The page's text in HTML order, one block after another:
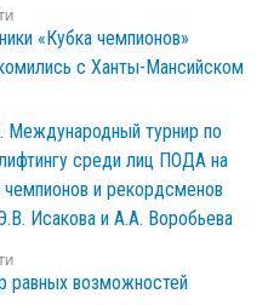
«Кубка чемпионов»
с Ханты-Мансийском
Международный турнир по
среди лиц ПОДА на
и рекордсменов
Исакова и А.А. Воробьева
равных возможностей